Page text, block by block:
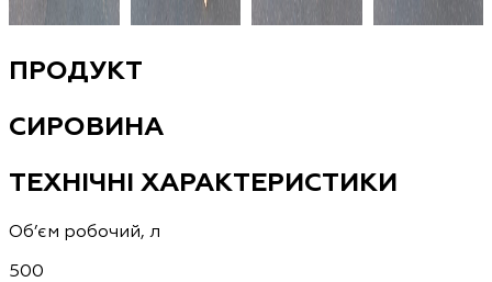
ПРОДУКТ
СИРОВИНА
ТЕХНІЧНІ ХАРАКТЕРИСТИКИ
Об’єм робочий, л
500